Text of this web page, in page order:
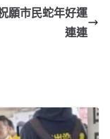
願市民蛇年好運
連連